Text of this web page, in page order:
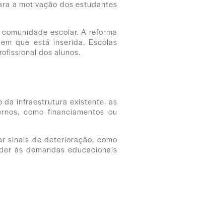
a motivação dos estudantes
escolar. A reforma
que está inserida. Escolas
dos alunos.
da infraestrutura existente, as
como financiamentos ou
sinais de deterioração, como
às demandas educacionais